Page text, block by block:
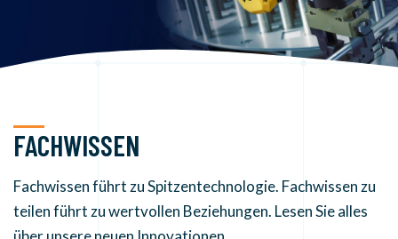
FACHWISSEN
Fachwissen führt zu Spitzentechnologie. Fachwissen zu
teilen führt zu wertvollen Beziehungen. Lesen Sie alles